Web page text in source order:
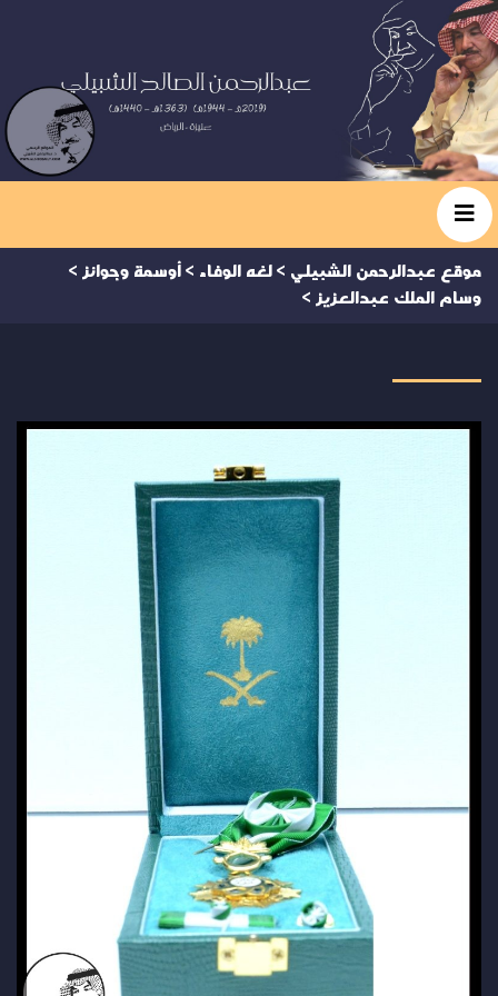
موقع عبدالرحمن الشبيلي > لغه الوفاء > أوسمة وجوائز >
وسام الملك عبدالعزيز >